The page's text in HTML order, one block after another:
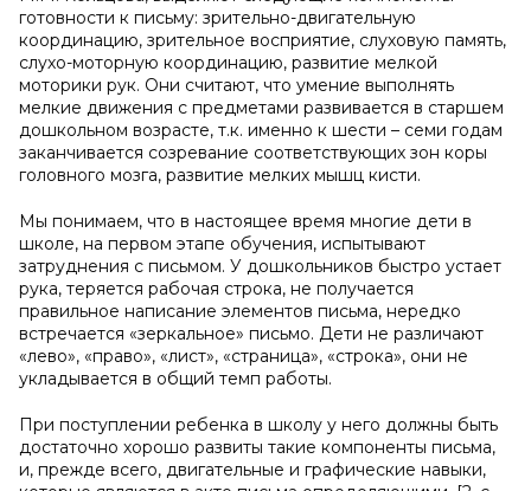
готовности к письму: зрительно-двигательную
координацию, зрительное восприятие, слуховую память,
слухо-моторную координацию, развитие мелкой
моторики рук. Они считают, что умение выполнять
мелкие движения с предметами развивается в старшем
дошкольном возрасте, т.к. именно к шести – семи годам
заканчивается созревание соответствующих зон коры
головного мозга, развитие мелких мышц кисти.
Мы понимаем, что в настоящее время многие дети в
школе, на первом этапе обучения, испытывают
затруднения с письмом. У дошкольников быстро устает
рука, теряется рабочая строка, не получается
правильное написание элементов письма, нередко
встречается «зеркальное» письмо. Дети не различают
«лево», «право», «лист», «страница», «строка», они не
укладывается в общий темп работы.
При поступлении ребенка в школу у него должны быть
достаточно хорошо развиты такие компоненты письма,
и, прежде всего, двигательные и графические навыки,